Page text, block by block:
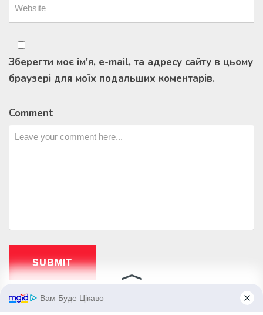
Зберегти моє ім'я, e-mail, та адресу сайту в цьому
браузері для моїх подальших коментарів.
Comment